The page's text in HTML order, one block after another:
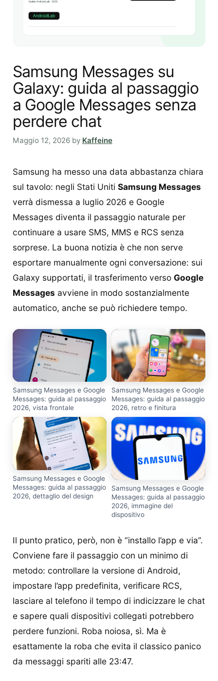
Samsung Messages su
Galaxy: guida al passaggio
a Google Messages senza
perdere chat
Maggio 12, 2026 by Kaffeine
Samsung ha messo una data abbastanza chiara
sul tavolo: negli Stati Uniti Samsung Messages
verrà dismessa a luglio 2026 e Google
Messages diventa il passaggio naturale per
continuare a usare SMS, MMS e RCS senza
sorprese. La buona notizia è che non serve
esportare manualmente ogni conversazione: sui
Galaxy supportati, il trasferimento verso Google
Messages avviene in modo sostanzialmente
automatico, anche se può richiedere tempo.
Samsung Messages e Google
Messages: guida al passaggio
2026, vista frontale
Samsung Messages e Google
Messages: guida al passaggio
2026, retro e finitura
Samsung Messages e Google
Messages: guida al passaggio
2026, dettaglio del design
Samsung Messages e Google
Messages: guida al passaggio
2026, immagine del
dispositivo
Il punto pratico, però, non è “installo l’app e via”.
Conviene fare il passaggio con un minimo di
metodo: controllare la versione di Android,
impostare l’app predefinita, verificare RCS,
lasciare al telefono il tempo di indicizzare le chat
e sapere quali dispositivi collegati potrebbero
perdere funzioni. Roba noiosa, sì. Ma è
esattamente la roba che evita il classico panico
da messaggi spariti alle 23:47.